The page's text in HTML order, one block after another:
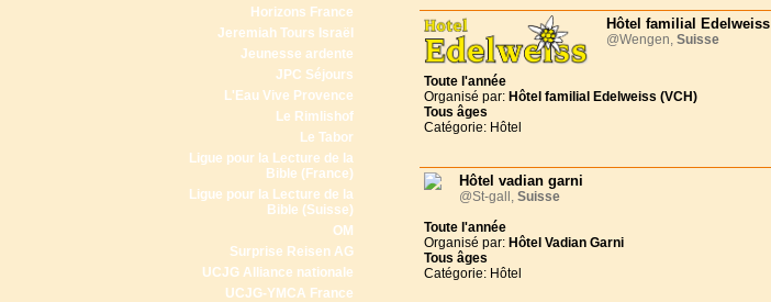
Horizons France
Jeremiah Tours Israël
Jeunesse ardente
JPC Séjours
L'Eau Vive Provence
Le Rimlishof
Le Tabor
Ligue pour la Lecture de la
Bible (France)
Ligue pour la Lecture de la
Bible (Suisse)
OM
Surprise Reisen AG
UCJG Alliance nationale
UCJG-YMCA France
Hôtel familial Edelweiss
@Wengen, Suisse
Toute l'année
Organisé par: Hôtel familial Edelweiss (VCH)
Tous âges
Catégorie: Hôtel
Hôtel vadian garni
@St-gall, Suisse
Toute l'année
Organisé par: Hôtel Vadian Garni
Tous âges
Catégorie: Hôtel